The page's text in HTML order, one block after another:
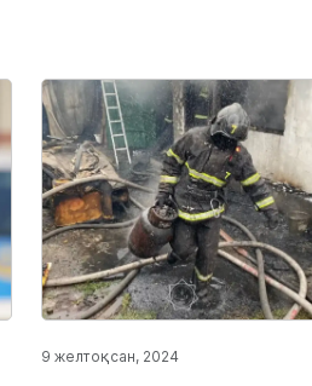
9 желтоқсан, 2024